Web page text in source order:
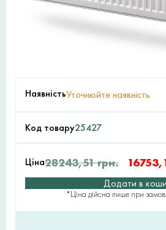
НаявністьУточнюйте наявність
Код товару25427
Ціна28243,51грн.
Додати в
*Ціна дійсна лише при